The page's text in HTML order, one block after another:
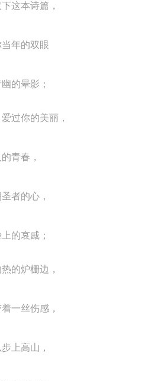
这本诗篇，
年的双眼
的晕影；
过你的美丽，
青春，
者的心，
的哀戚；
的炉栅边，
一丝伤感，
上高山，